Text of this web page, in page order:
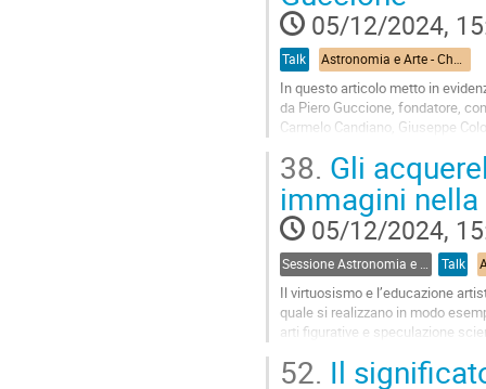
05/12/2024,
Talk
In questo articolo metto in
da Piero Guccione, fondatore,
Carmelo Candiano, Giuseppe
Go
to
contribution
page
38. Gli
immagini
05/12/2024,
Sessione Astronomia e Arte Talk
Il virtuosismo e l’educazione
quale si realizzano in modo
arti figurative e speculazione
52. Il